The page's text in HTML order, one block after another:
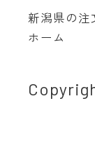
新潟県の
ホーム